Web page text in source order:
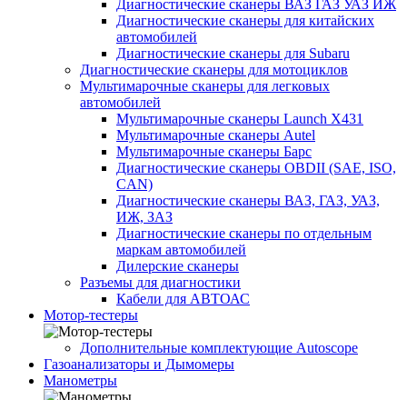
Диагностические сканеры ВАЗ ГАЗ УАЗ ИЖ
Диагностические сканеры для китайских
автомобилей
Диагностические сканеры для Subaru
Диагностические сканеры для мотоциклов
Мультимарочные сканеры для легковых
автомобилей
Мультимарочные сканеры Launch X431
Мультимарочные сканеры Autel
Мультимарочные сканеры Барс
Диагностические сканеры OBDII (SAE, ISO,
CAN)
Диагностические сканеры ВАЗ, ГАЗ, УАЗ,
ИЖ, ЗАЗ
Диагностические сканеры по отдельным
маркам автомобилей
Дилерские сканеры
Разъемы для диагностики
Кабели для АВТОАС
Мотор-тестеры
Дополнительные комплектующие Autoscope
Газоанализаторы и Дымомеры
Манометры